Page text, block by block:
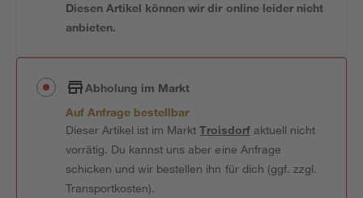
Diesen Artikel können wir dir online leider nicht
anbieten.
Abholung im Markt
Auf Anfrage bestellbar
Dieser Artikel ist im MarktTroisdorfaktuell nicht
vorrätig. Du kannst uns aber eine Anfrage
schicken und wir bestellen ihn für dich (ggf. zzgl.
Transportkosten).